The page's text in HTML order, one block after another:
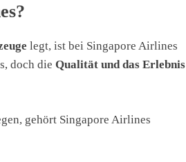
legt, ist bei Singapore Airlines
doch die Qualität und das Erlebnis
gehört Singapore Airlines